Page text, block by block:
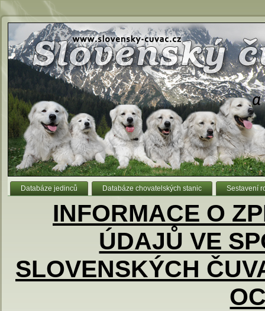
Databáze jedinců Databáze chovatelských stanic Sestavení
INFORMACE O
ÚDAJŮ VE
SLOVENSKÝCH